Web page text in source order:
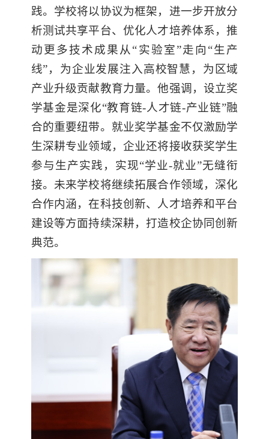
践。学校将以协议为框架，进一步开放分
析测试共享平台、优化人才培养体系，推
动更多技术成果从“实验室”走向“生产
线”，为企业发展注入高校智慧，为区域
产业升级贡献教育力量。他强调，设立奖
学基金是深化“教育链-人才链-产业链”融
合的重要纽带。就业奖学基金不仅激励学
生深耕专业领域，企业还将接收获奖学生
参与生产实践，实现“学业-就业”无缝衔
接。未来学校将继续拓展合作领域，深化
合作内涵，在科技创新、人才培养和平台
建设等方面持续深耕，打造校企协同创新
典范。